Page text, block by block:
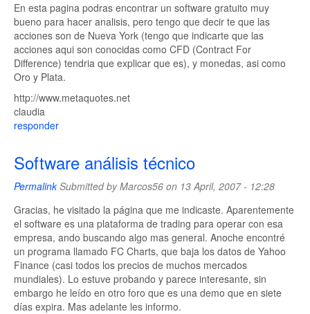
En esta pagina podras encontrar un software gratuito muy
bueno para hacer analisis, pero tengo que decir te que las
acciones son de Nueva York (tengo que indicarte que las
acciones aqui son conocidas como CFD (Contract For
Difference) tendria que explicar que es), y monedas, asi como
Oro y Plata.
http://www.metaquotes.net
claudia
responder
Software análisis técnico
PermalinkSubmitted byMarcos56 on 13 April, 2007 - 12:28
Gracias, he visitado la página que me indicaste. Aparentemente
el software es una plataforma de trading para operar con esa
empresa, ando buscando algo mas general. Anoche encontré
un programa llamado FC Charts, que baja los datos de Yahoo
Finance (casi todos los precios de muchos mercados
mundiales). Lo estuve probando y parece interesante, sin
embargo he leído en otro foro que es una demo que en siete
días expira. Mas adelante les informo.